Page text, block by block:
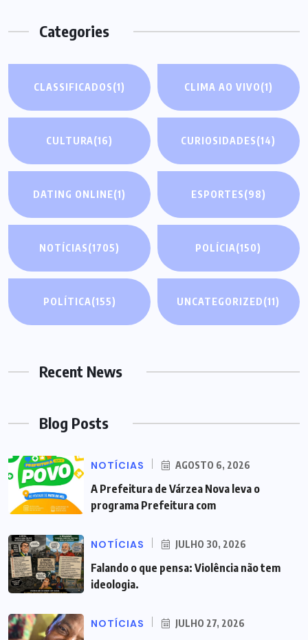
Categories
CLASSIFICADOS(1) CLIMA AO VIVO(1)
CULTURA(16) CURIOSIDADES(14)
DATING ONLINE(1) ESPORTES(98)
NOTÍCIAS(1705) POLÍCIA(150)
POLÍTICA(155) UNCATEGORIZED(11)
Recent News
Blog Posts
NOTÍCIAS AGOSTO 6, 2026
A Prefeitura de Várzea Nova leva o
programa Prefeitura com
NOTÍCIAS JULHO 30, 2026
Falando o que pensa: Violência não tem
ideologia.
NOTÍCIAS JULHO 27, 2026